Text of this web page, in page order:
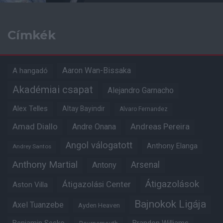
Címkék
A hangadó Aaron Wan-Bissaka
Akadémiai csapat Alejandro Garnacho
Alex Telles Altay Bayindir Alvaro Fernandez
Amad Diallo Andre Onana Andreas Pereira
Andrey Santos Angol válogatott Anthony Elanga
Anthony Martial Antony Arsenal
Aston Villa Átigazolási Center Átigazolások
Axel Tuanzebe Ayden Heaven Bajnokok Ligája